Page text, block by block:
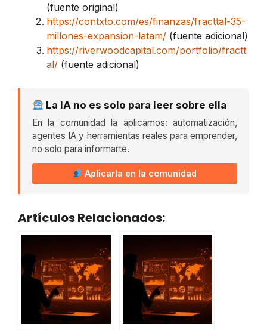
(fuente original)
https://contxto.com/es/finanzas/fracttal-35-
millones-expansion-latam/ (fuente adicional)
https://riverwoodcapital.com/portfolio/fractt
al/ (fuente adicional)
La IA no es solo para leer sobre ella
En la comunidad la aplicamos: automatización,
agentes IA y herramientas reales para emprender,
no solo para informarte.
Aplicarla en la comunidad
Artículos Relacionados: